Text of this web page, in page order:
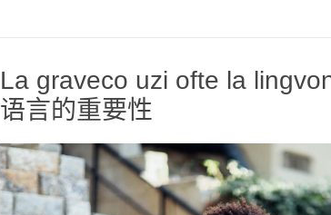
La graveco uzi ofte la
语言的重要性